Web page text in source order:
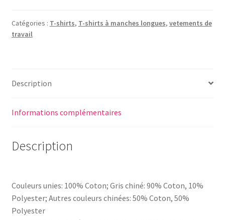
Catégories : T-shirts, T-shirts à manches longues, vetements de
travail
Description
Informations complémentaires
Description
Couleurs unies: 100% Coton; Gris chiné: 90% Coton, 10%
Polyester; Autres couleurs chinées: 50% Coton, 50%
Polyester